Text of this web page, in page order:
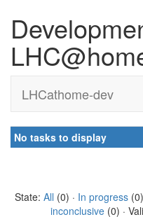
LHCathome-dev
No tasks to display
State: All (0) · In progress(0)
inconclusive (0) ·